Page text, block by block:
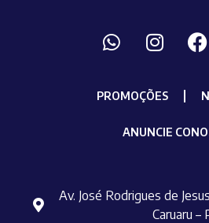
PROMOÇÕES
ANUNCIE
Av. José Rodrigues de
Caruaru –